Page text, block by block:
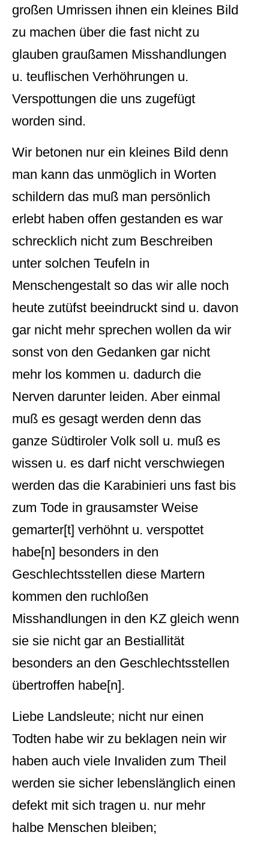
großen Umrissen ihnen ein kleines Bild
zu machen über die fast nicht zu
glauben graußamen Misshandlungen
u. teuflischen Verhöhrungen u.
Verspottungen die uns zugefügt
worden sind.
Wir betonen nur ein kleines Bild denn
man kann das unmöglich in Worten
schildern das muß man persönlich
erlebt haben offen gestanden es war
schrecklich nicht zum Beschreiben
unter solchen Teufeln in
Menschengestalt so das wir alle noch
heute zutüfst beeindruckt sind u. davon
gar nicht mehr sprechen wollen da wir
sonst von den Gedanken gar nicht
mehr los kommen u. dadurch die
Nerven darunter leiden. Aber einmal
muß es gesagt werden denn das
ganze Südtiroler Volk soll u. muß es
wissen u. es darf nicht verschwiegen
werden das die Karabinieri uns fast bis
zum Tode in grausamster Weise
gemarter[t] verhöhnt u. verspottet
habe[n] besonders in den
Geschlechtsstellen diese Martern
kommen den ruchloßen
Misshandlungen in den KZ gleich wenn
sie sie nicht gar an Bestiallität
besonders an den Geschlechtsstellen
übertroffen habe[n].
Liebe Landsleute; nicht nur einen
Todten habe wir zu beklagen nein wir
haben auch viele Invaliden zum Theil
werden sie sicher lebenslänglich einen
defekt mit sich tragen u. nur mehr
halbe Menschen bleiben;